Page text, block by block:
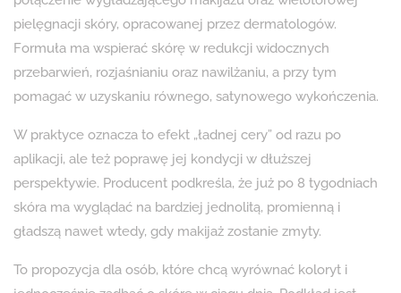
pielęgnacji skóry, opracowanej przez dermatologów.
Formuła ma wspierać skórę w redukcji widocznych
przebarwień, rozjaśnianiu oraz nawilżaniu, a przy tym
pomagać w uzyskaniu równego, satynowego wykończenia.
W praktyce oznacza to efekt „ładnej cery” od razu po
aplikacji, ale też poprawę jej kondycji w dłuższej
perspektywie. Producent podkreśla, że już po 8 tygodniach
skóra ma wyglądać na bardziej jednolitą, promienną i
gładszą nawet wtedy, gdy makijaż zostanie zmyty.
To propozycja dla osób, które chcą wyrównać koloryt i